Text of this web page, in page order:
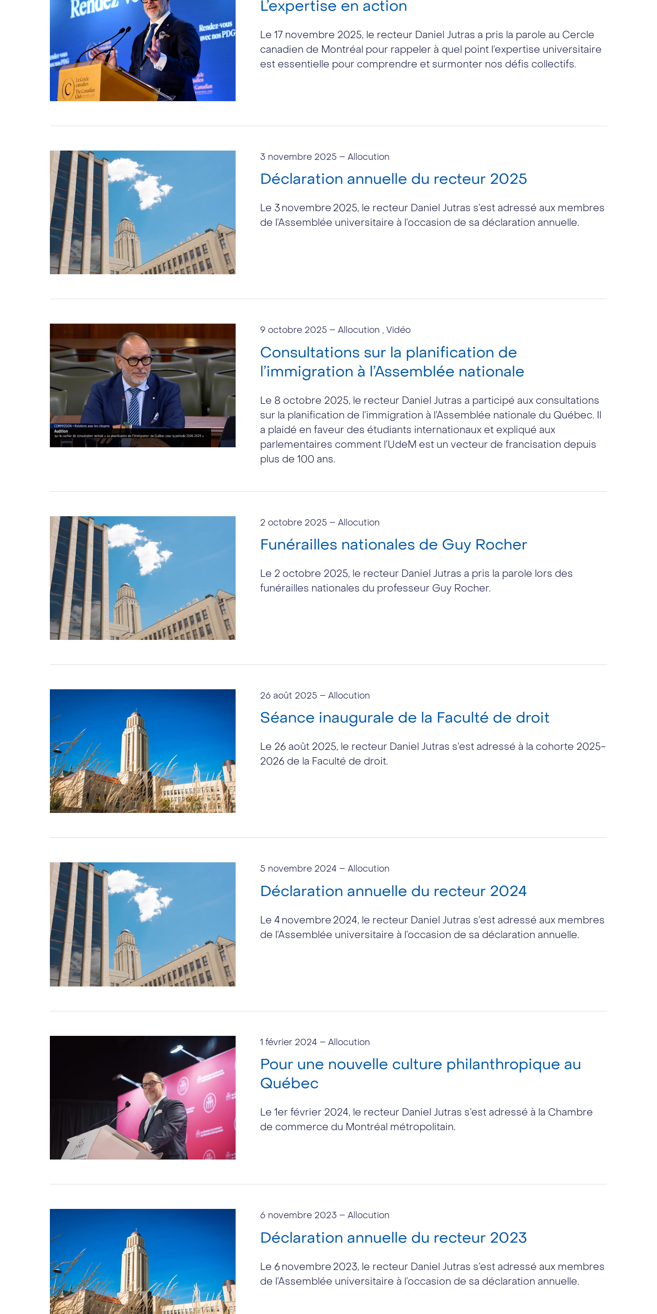
L’expertise en action
Le 17 novembre 2025, le recteur Daniel Jutras a pris la parole au Cercle
canadien de Montréal pour rappeler à quel point l’expertise universitaire
est essentielle pour comprendre et surmonter nos défis collectifs.
3 novembre 2025 – Allocution
Déclaration annuelle du recteur 2025
Le 3 novembre 2025, le recteur Daniel Jutras s’est adressé aux membres
de l’Assemblée universitaire à l’occasion de sa déclaration annuelle.
9 octobre 2025 – Allocution , Vidéo
Consultations sur la planification de
l’immigration à l’Assemblée nationale
Le 8 octobre 2025, le recteur Daniel Jutras a participé aux consultations
sur la planification de l’immigration à l’Assemblée nationale du Québec. Il
a plaidé en faveur des étudiants internationaux et expliqué aux
parlementaires comment l’UdeM est un vecteur de francisation depuis
plus de 100 ans.
2 octobre 2025 – Allocution
Funérailles nationales de Guy Rocher
Le 2 octobre 2025, le recteur Daniel Jutras a pris la parole lors des
funérailles nationales du professeur Guy Rocher.
26 août 2025 – Allocution
Séance inaugurale de la Faculté de droit
Le 26 août 2025, le recteur Daniel Jutras s’est adressé à la cohorte 2025-
2026 de la Faculté de droit.
5 novembre 2024 – Allocution
Déclaration annuelle du recteur 2024
Le 4 novembre 2024, le recteur Daniel Jutras s’est adressé aux membres
de l’Assemblée universitaire à l’occasion de sa déclaration annuelle.
1 février 2024 – Allocution
Pour une nouvelle culture philanthropique au
Québec
Le 1er février 2024, le recteur Daniel Jutras s’est adressé à la Chambre
de commerce du Montréal métropolitain.
6 novembre 2023 – Allocution
Déclaration annuelle du recteur 2023
Le 6 novembre 2023, le recteur Daniel Jutras s’est adressé aux membres
de l’Assemblée universitaire à l’occasion de sa déclaration annuelle.